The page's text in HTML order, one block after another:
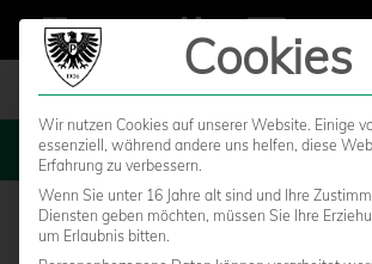
MENU
Cookies
Wir nutzen Cookies auf unserer Website. Einige
essenziell, während andere uns helfen, diese
Erfahrung zu verbessern.
Wenn Sie unter 16 Jahre alt sind und Ihre
Diensten geben möchten, müssen Sie Ihre
um Erlaubnis bitten.